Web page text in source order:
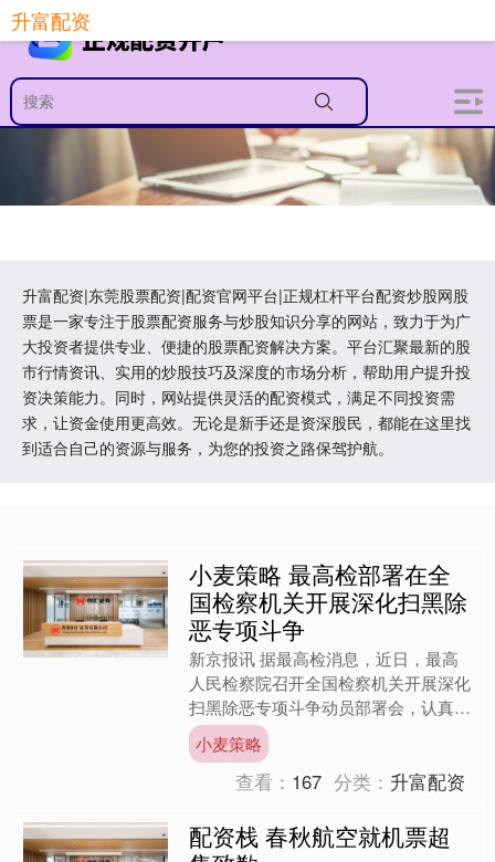
升富配资|东莞股票配资|配资官网平台|正规杠杆平台配资炒股网股
票是一家专注于股票配资服务与炒股知识分享的网站，致力于为广
大投资者提供专业、便捷的股票配资解决方案。平台汇聚最新的股
市行情资讯、实用的炒股技巧及深度的市场分析，帮助用户提升投
资决策能力。同时，网站提供灵活的配资模式，满足不同投资需
求，让资金使用更高效。无论是新手还是资深股民，都能在这里找
到适合自己的资源与服务，为您的投资之路保驾护航。
升富配资
小麦策略 最高检部署在全
国检察机关开展深化扫黑除
恶专项斗争
新京报讯 据最高检消息，近日，最高
人民检察院召开全国检察机关开展深化
扫黑除恶专项斗争动员部署会，认真贯
彻落实党中央、国务院关于开展深化扫
黑除恶专项斗争的部署要求....
小麦策略
查看： 167 分类： 升富配资
配资栈 春秋航空就机票超